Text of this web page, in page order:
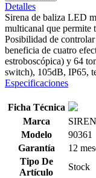
Detalles
Sirena de baliza LED
multicanal que permite
Posibilidad de
beneficia de cuatro
estroboscópica) y 64
switch), 105dB, IP65,
Especificaciones
Ficha Técnica
Marca
Modelo
90361
Garantía
12
Tipo De
Artículo
Stock